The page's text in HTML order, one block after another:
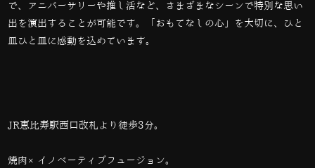
で、アニバーサリーや推し活など、さまざまなシーンで特別な思い
出を演出することが可能です。「おもてなしの心」を大切に、ひと
皿ひと皿に感動を込めています。
JR恵比寿駅西口改札より徒歩3分。
焼肉×イノベーティブフュージョン。